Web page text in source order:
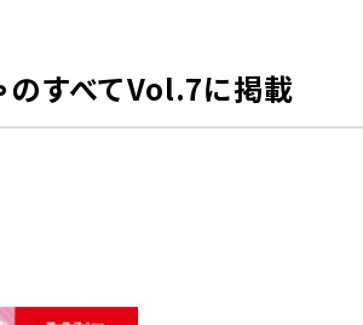
のすべてVol.7に掲載